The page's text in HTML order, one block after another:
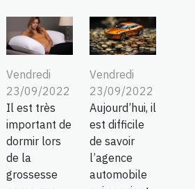
Vendredi
23/09/2022
Il est très
important de
dormir lors
de la
grossesse
Vendredi
23/09/2022
Aujourd’hui, il
est difficile
de savoir
l’agence
automobile